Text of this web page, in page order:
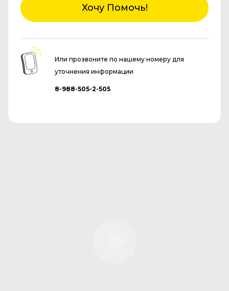
Хочу Помочь!
Или прозвоните по нашему номеру для
уточнения информации
8-988-505-2-505